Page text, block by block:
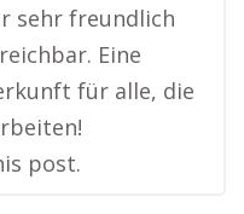
sehr freundlich
Eine
für alle, die
post.